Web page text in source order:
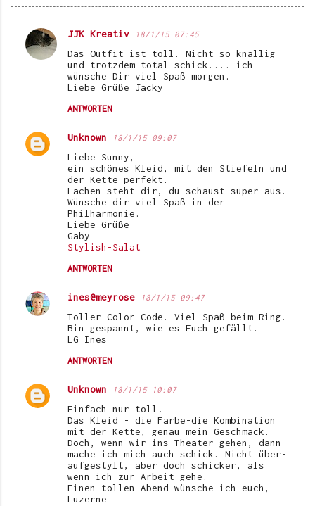
K
n
JJK Kreativ 18/1/15 07:45
Das Outfit ist toll. Nicht so knallig
und trotzdem total schick.... ich
wünsche Dir viel Spaß morgen.
Liebe Grüße Jacky
ANTWORTEN
Unknown 18/1/15 09:07
Liebe Sunny,
ein schönes Kleid, mit den Stiefeln und
der Kette perfekt.
Lachen steht dir, du schaust super aus.
Wünsche dir viel Spaß in der
Philharmonie.
Liebe Grüße
Gaby
Stylish-Salat
ANTWORTEN
ines@meyrose 18/1/15 09:47
Toller Color Code. Viel Spaß beim Ring.
Bin gespannt, wie es Euch gefällt.
LG Ines
ANTWORTEN
Unknown 18/1/15 10:07
Einfach nur toll!
Das Kleid - die Farbe-die Kombination
mit der Kette, genau mein Geschmack.
Doch, wenn wir ins Theater gehen, dann
mache ich mich auch schick. Nicht über-
aufgestylt, aber doch schicker, als
wenn ich zur Arbeit gehe.
Einen tollen Abend wünsche ich euch,
Luzerne